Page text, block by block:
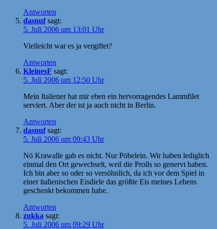
Antworten
dasnuf sagt:
5. Juli 2006 um 13:01 Uhr
Vielleicht war es ja vergiftet?
Antworten
KleinesF sagt:
5. Juli 2006 um 12:50 Uhr
Mein Italiener hat mir eben ein hervorragendes Lammfilet
serviert. Aber der ist ja auch nicht in Berlin.
Antworten
dasnuf sagt:
5. Juli 2006 um 09:43 Uhr
Nö Krawalle gab es nicht. Nur Pöbelein. Wir haben lediglich
einmal den Ort gewechselt, weil die Prolls so genervt haben.
Ich bin aber so oder so versöhnlich, da ich vor dem Spiel in
einer italienischen Eisdiele das größte Eis meines Lebens
geschenkt bekommen habe.
Antworten
zukka sagt:
5. Juli 2006 um 09:29 Uhr